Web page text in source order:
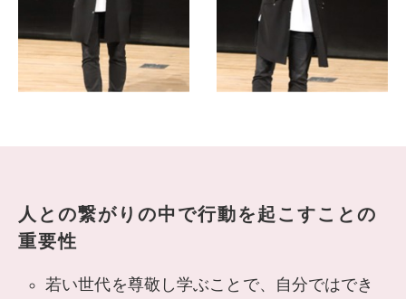
人との繋がりの中で行動を起こすことの
重要性
若い世代を尊敬し学ぶことで、自分ではでき